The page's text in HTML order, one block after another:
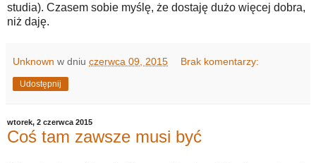
studia). Czasem sobie myślę, że dostaję dużo więcej dobra,
niż daję.
Unknown w dniu czerwca 09, 2015 Brak komentarzy:
Udostępnij
wtorek, 2 czerwca 2015
Coś tam zawsze musi być